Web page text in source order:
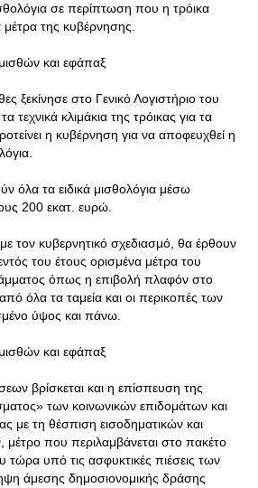
σε περίπτωση που η τρόικα
της κυβέρνησης.
και εφάπαξ
ξεκίνησε στο Γενικό Λογιστήριο του
τεχνικά κλιμάκια της τρόικας για τα
η κυβέρνηση για να αποφευχθεί η
όλα τα ειδικά μισθολόγια μέσω
200 εκατ. ευρώ.
τον κυβερνητικό σχεδιασμό, θα έρθουν
του έτους ορισμένα μέτρα του
όπως η επιβολή πλαφόν στο
όλα τα ταμεία και οι περικοπές των
ύψος και πάνω.
και εφάπαξ
βρίσκεται και η επίσπευση της
των κοινωνικών επιδομάτων και
με τη θέσπιση εισοδηματικών και
μέτρο που περιλαμβάνεται στο πακέτο
υπό τις ασφυκτικές πιέσεις των
άμεσης δημοσιονομικής δράσης